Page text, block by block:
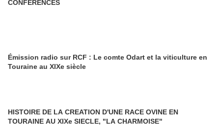
CONFÉRENCES
Émission radio sur RCF : Le comte Odart et la viticulture en
Touraine au XIXe siècle
HISTOIRE DE LA CREATION D'UNE RACE OVINE EN
TOURAINE AU XIXe SIECLE, "LA CHARMOISE"